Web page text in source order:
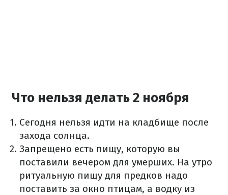
Что нельзя делать 2 ноября
Сегодня нельзя идти на кладбище после
захода солнца.
Запрещено есть пищу, которую вы
поставили вечером для умерших. На утро
ритуальную пищу для предков надо
поставить за окно птицам, а водку из